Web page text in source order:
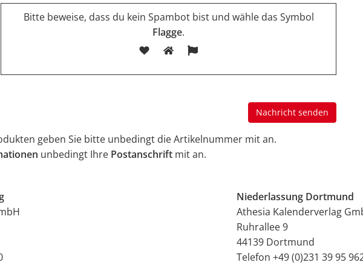
Bitte beweise, dass du kein Spambot bist und wähle das Symbol
Flagge.
geben Sie bitte unbedingt die Artikelnummer mit an.
unbedingt Ihre Postanschrift mit an.
Niederlassung Dortmund
Athesia Kalenderverlag
Ruhrallee 9
44139 Dortmund
Telefon +49 (0)231 39 95